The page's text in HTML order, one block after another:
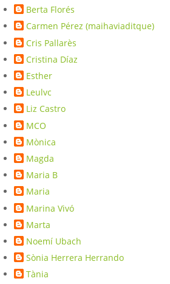
Berta Florés
Carmen Pérez (maihaviaditque)
Cris Pallarès
Cristina Díaz
Esther
Leulvc
Liz Castro
MCO
Mònica
Magda
Maria B
Maria
Marina Vivó
Marta
Noemí Ubach
Sònia Herrera Herrando
Tània